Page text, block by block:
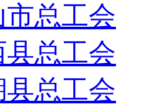
总工会
县总工会
县总工会